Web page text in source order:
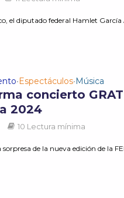
el diputado federal Hamlet
•Espectáculos•Música
concierto
2024
10 Lectura mínima
de la nueva edición de la